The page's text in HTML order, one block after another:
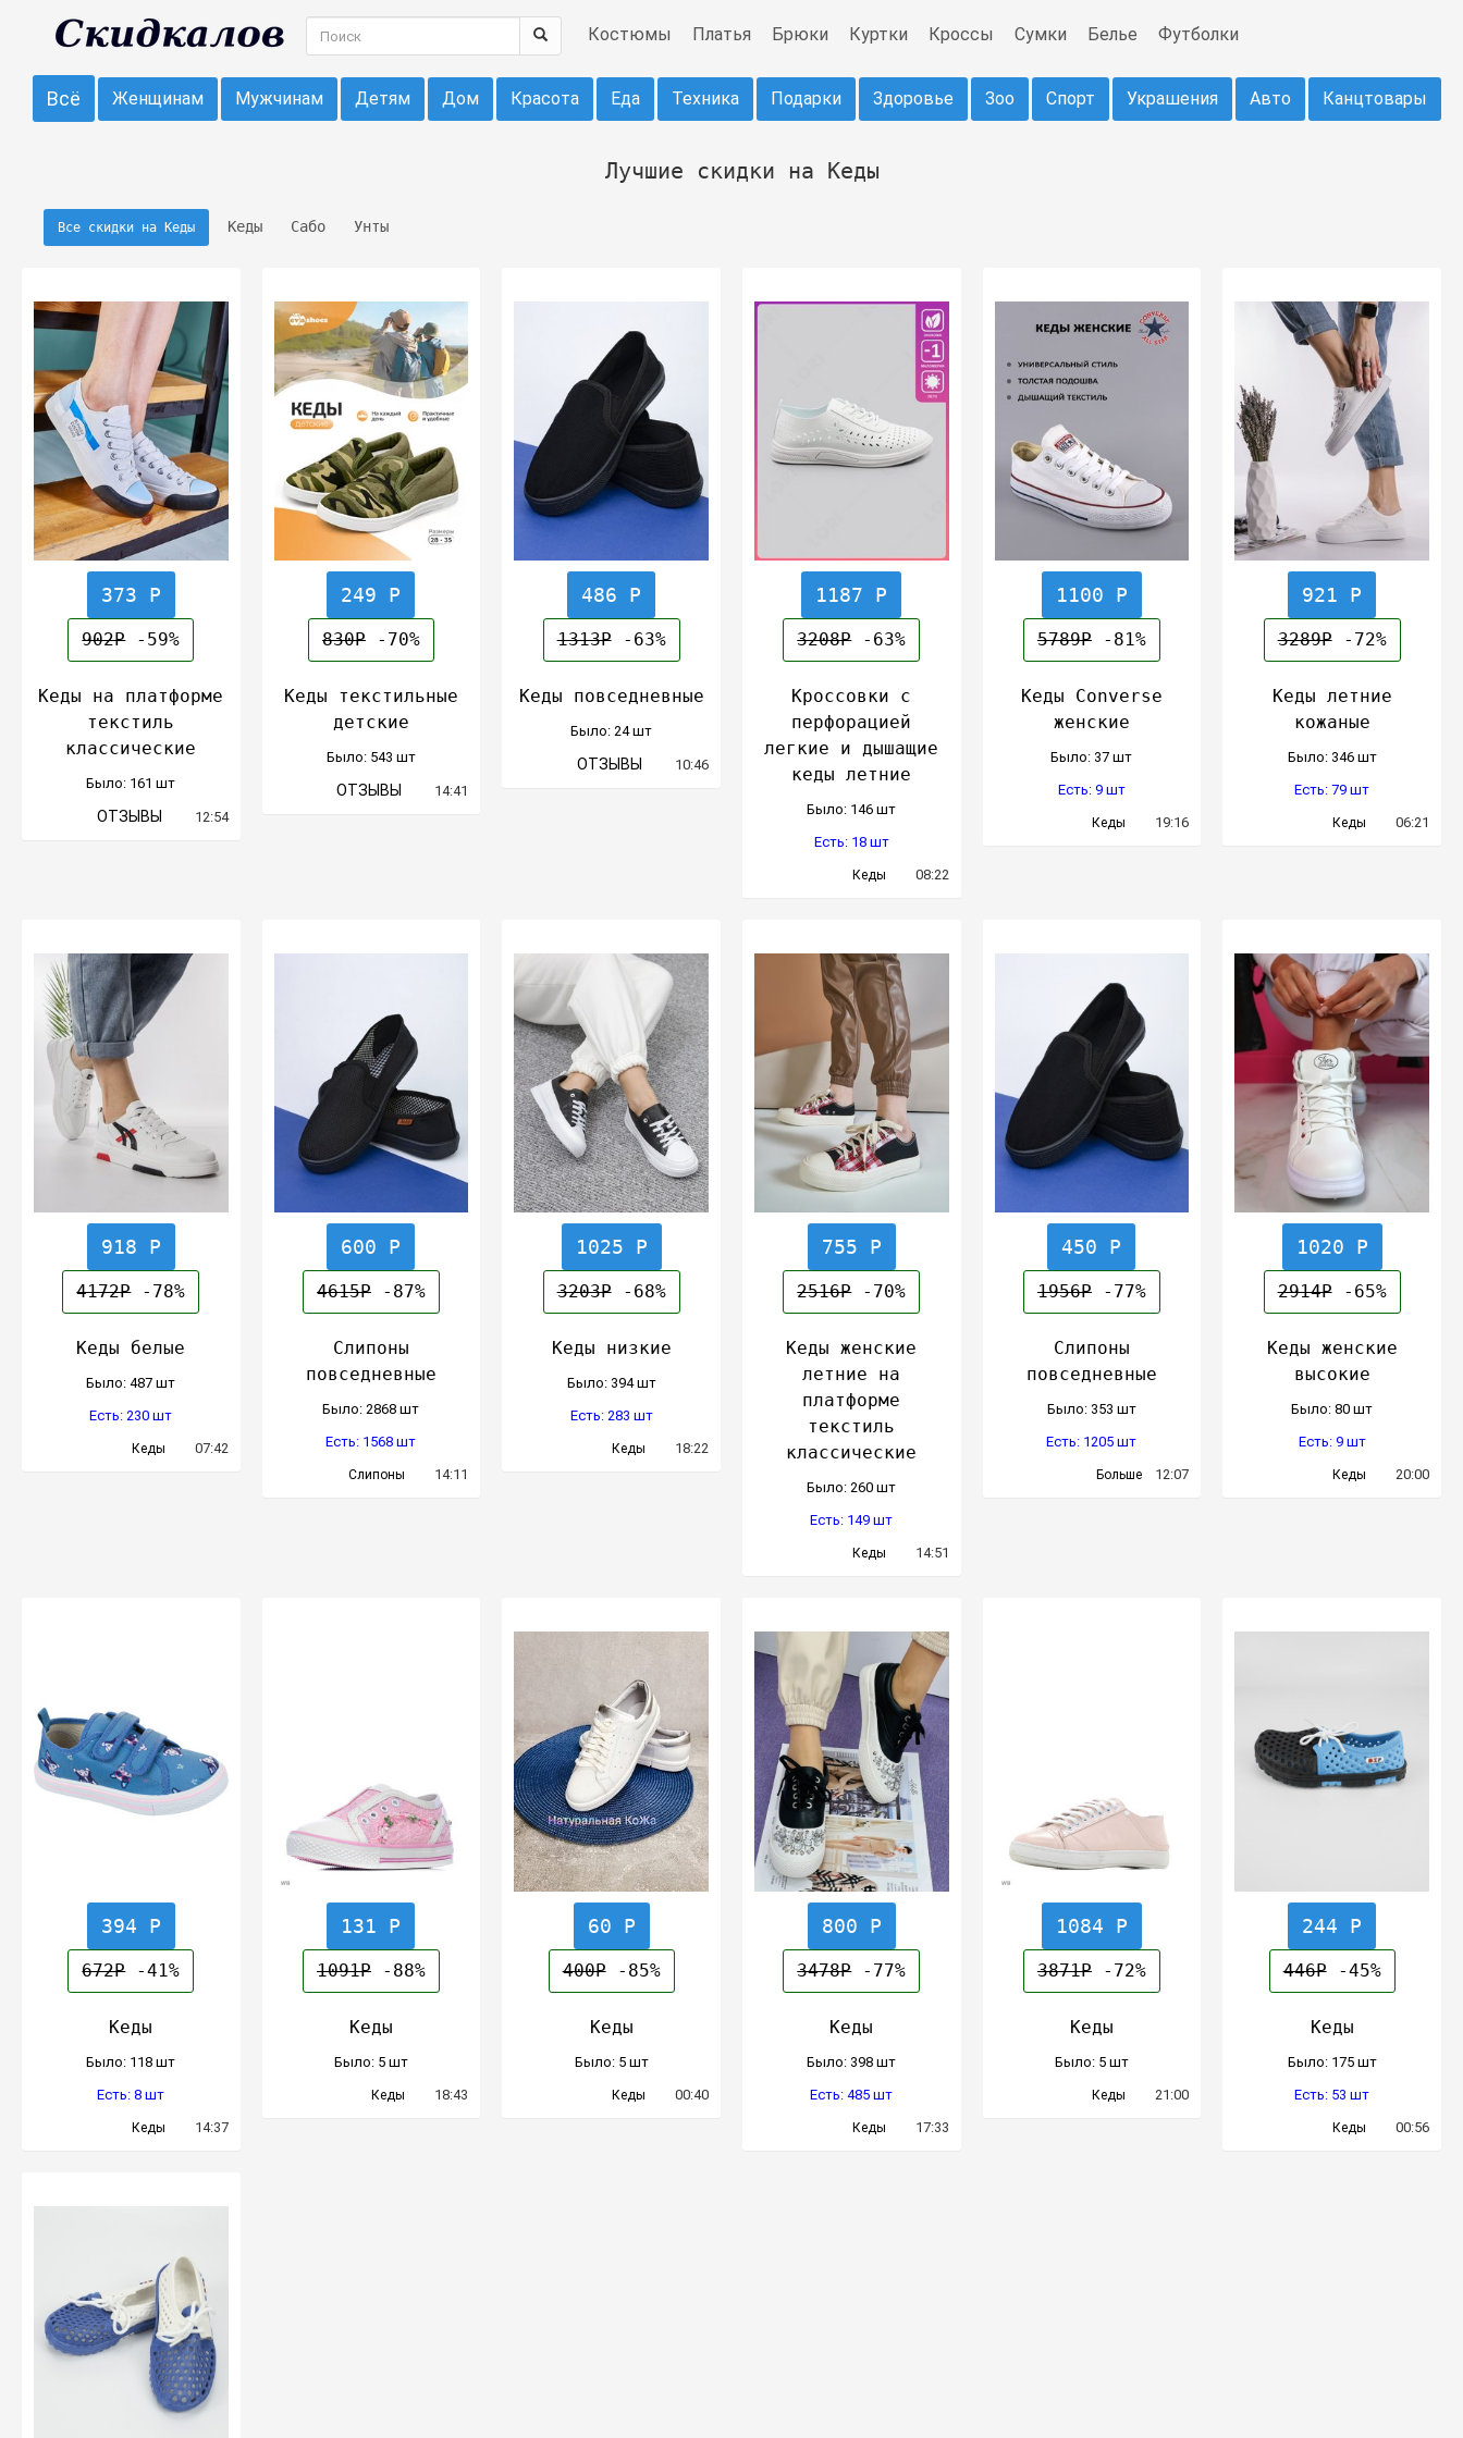
Костюмы Платья Брюки Куртки Кроссы Сумки Белье Футболки
Всё Женщинам Мужчинам Детям Дом Красота Еда Техника Подарки Здоровье Зоо Спорт Украшения Авто Канцтовары
Лучшие скидки на Кеды
Все скидки на Кеды Кеды Сабо Унты
373 Р
902Р-59%
Кеды на платформе
текстиль
классические
Было: 161 шт
ОТЗЫВЫ 12:54
249 Р
830Р-70%
Кеды текстильные
детские
Было: 543 шт
ОТЗЫВЫ 14:41
486 Р
1313Р-63%
Кеды повседневные
Было: 24 шт
ОТЗЫВЫ 10:46
1187 Р
3208Р-63%
Кроссовки с
перфорацией
легкие и дышащие
кеды летние
Было: 146 шт
Есть: 18 шт
Кеды 08:22
1100 Р
5789Р-81%
Кеды Converse
женские
Было: 37 шт
Есть: 9 шт
Кеды 19:16
921 Р
3289Р-72%
Кеды летние
кожаные
Было: 346 шт
Есть: 79 шт
Кеды 06:21
918 Р
4172Р-78%
Кеды белые
Было: 487 шт
Есть: 230 шт
Кеды 07:42
600 Р
4615Р-87%
Слипоны
повседневные
Было: 2868 шт
Есть: 1568 шт
Слипоны 14:11
1025 Р
3203Р-68%
Кеды низкие
Было: 394 шт
Есть: 283 шт
Кеды 18:22
755 Р
2516Р-70%
Кеды женские
летние на
платформе
текстиль
классические
Было: 260 шт
Есть: 149 шт
Кеды 14:51
450 Р
1956Р-77%
Слипоны
повседневные
Было: 353 шт
Есть: 1205 шт
Больше 12:07
1020 Р
2914Р-65%
Кеды женские
высокие
Было: 80 шт
Есть: 9 шт
Кеды 20:00
394 Р
672Р-41%
Кеды
Было: 118 шт
Есть: 8 шт
Кеды 14:37
131 Р
1091Р-88%
Кеды
Было: 5 шт
Кеды 18:43
60 Р
400Р-85%
Кеды
Было: 5 шт
Кеды 00:40
800 Р
3478Р-77%
Кеды
Было: 398 шт
Есть: 485 шт
Кеды 17:33
1084 Р
3871Р-72%
Кеды
Было: 5 шт
Кеды 21:00
244 Р
446Р-45%
Кеды
Было: 175 шт
Есть: 53 шт
Кеды 00:56